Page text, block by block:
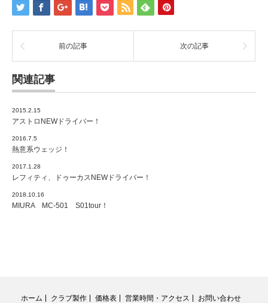
前の記事 次の記事
関連記事
2015.2.15
アストロNEWドライバー！
2016.7.5
熱意系ウェッジ！
2017.1.28
レフィティ、ドゥーカスNEWドライバー！
2018.10.16
MIURA MC-501 S01tour！
ホーム クラブ製作 価格表 営業時間・アクセス お問い合わせ